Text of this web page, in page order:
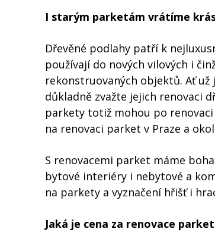
I starým parketám vrátíme
Dřevěné podlahy patří k
používají do nových vilových i
rekonstruovaných objektů. Ať
důkladně zvažte jejich renovaci
parkety totiž mohou po
na renovaci parket v Praze a
S renovacemi parket máme
bytové interiéry i nebytové a
na parkety a vyznačení hřišť i
Jaká je cena za renovace parket